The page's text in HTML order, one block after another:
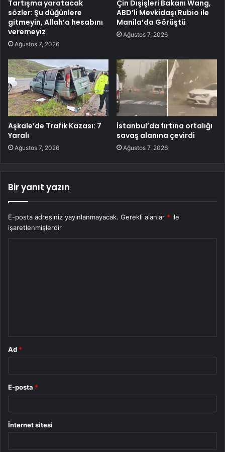
Tartışma yaratacak
sözler: Şu düğünlere
gitmeyin, Allah’a hesabını
veremeyiz
Ağustos 7, 2026
Çin Dışişleri Bakanı Wang,
ABD’li Mevkidaşı Rubio ile
Manila’da Görüştü
Ağustos 7, 2026
Aşkale’de Trafik Kazası: 7
Yaralı
Ağustos 7, 2026
İstanbul’da fırtına ortalığı
savaş alanına çevirdi
Ağustos 7, 2026
Bir yanıt yazın
E-posta adresiniz yayınlanmayacak. Gerekli alanlar * ile
işaretlenmişlerdir
Ad *
E-posta *
İnternet sitesi